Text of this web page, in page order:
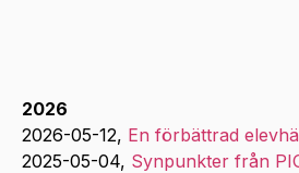
2026
2026-05-12, En förbättrad
2025-05-04, Synpunkter från